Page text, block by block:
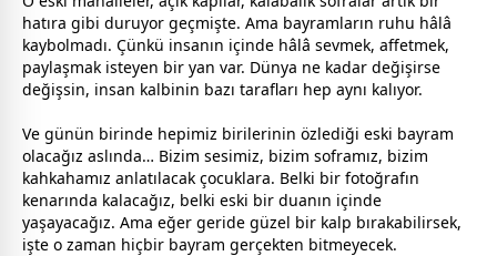
hatıra gibi duruyor geçmişte. Ama bayramların ruhu hâlâ
kaybolmadı. Çünkü insanın içinde hâlâ sevmek, affetmek,
paylaşmak isteyen bir yan var. Dünya ne kadar değişirse
değişsin, insan kalbinin bazı tarafları hep aynı kalıyor.
Ve günün birinde hepimiz birilerinin özlediği eski bayram
olacağız aslında… Bizim sesimiz, bizim soframız, bizim
kahkahamız anlatılacak çocuklara. Belki bir fotoğrafın
kenarında kalacağız, belki eski bir duanın içinde
yaşayacağız. Ama eğer geride güzel bir kalp bırakabilirsek,
işte o zaman hiçbir bayram gerçekten bitmeyecek.